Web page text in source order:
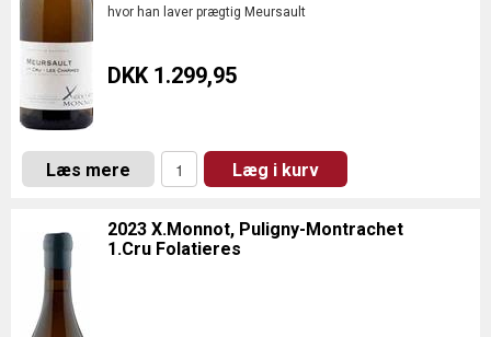
hvor han laver prægtig Meursault
DKK 1.299,95
Læs mere Læg i kurv
2023 X.Monnot, Puligny-Montrachet
1.Cru Folatieres